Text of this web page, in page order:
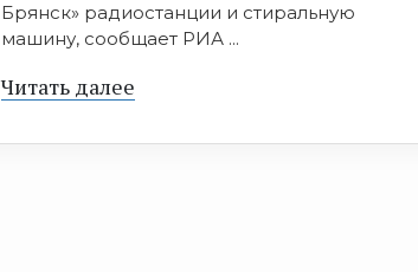
Брянск» радиостанции и стиральную
машину, сообщает РИА ...
Читать далее